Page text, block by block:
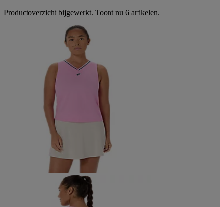
Productoverzicht bijgewerkt. Toont nu 6 artikelen.